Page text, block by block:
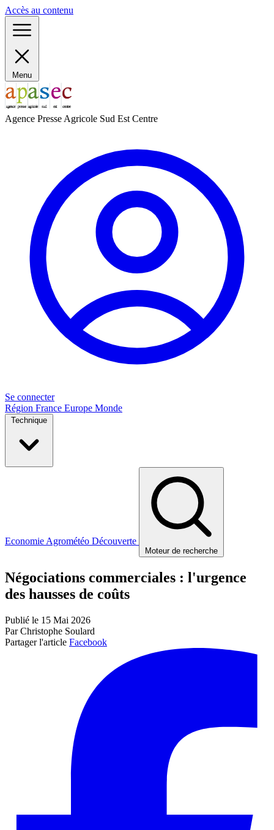
Accès au contenu
Menu
Agence Presse Agricole Sud Est Centre
Se connecter
Région France Europe Monde
Technique
Economie Agrométéo Découverte
Moteur de recherche
Négociations commerciales : l'urgence
des hausses de coûts
Publié le 15 Mai 2026
Par Christophe Soulard
Partager l'article Facebook
Panneau de gestion des cookies